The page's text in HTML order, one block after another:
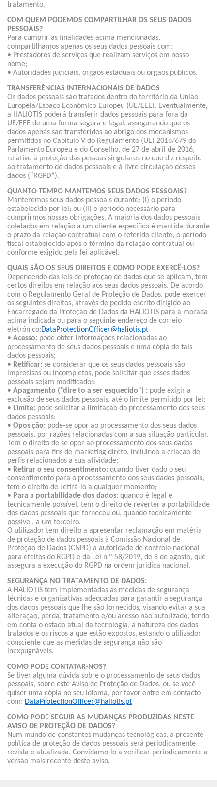
tratamento.
COM QUEM PODEMOS COMPARTILHAR OS SEUS DADOS
PESSOAIS?
Para cumprir as finalidades acima mencionadas,
compartilhamos apenas os seus dados pessoais com:
• Prestadores de serviços que realizam serviços em nosso
nome;
• Autoridades judiciais, órgãos estaduais ou órgãos públicos.
TRANSFERÊNCIAS INTERNACIONAIS DE DADOS
Os dados pessoais são tratados dentro do território da União
Europeia/Espaço Económico Europeu (UE/EEE). Eventualmente,
a HALIOTIS poderá transferir dados pessoais para fora da
UE/EEE de uma forma segura e legal, assegurando que os
dados apenas são transferidos ao abrigo dos mecanismos
permitidos no Capítulo V do Regulamento (UE) 2016/679 do
Parlamento Europeu e do Conselho, de 27 de abril de 2016,
relativo à proteção das pessoas singulares no que diz respeito
ao tratamento de dados pessoais e à livre circulação desses
dados (“RGPD”).
QUANTO TEMPO MANTEMOS SEUS DADOS PESSOAIS?
Manteremos seus dados pessoais durante: (i) o período
estabelecido por lei; ou (ii) o período necessário para
cumprirmos nossas obrigações. A maioria dos dados pessoais
coletados em relação a um cliente específico é mantida durante
o prazo da relação contratual com o referido cliente, o período
fiscal estabelecido após o término da relação contratual ou
conforme exigido pela lei aplicável.
QUAIS SÃO OS SEUS DIREITOS E COMO PODE EXERCÊ-LOS?
Dependendo das leis de proteção de dados que se aplicam, tem
certos direitos em relação aos seus dados pessoais. De acordo
com o Regulamento Geral de Proteção de Dados, pode exercer
os seguintes direitos, através de pedido escrito dirigido ao
Encarregado da Proteção de Dados da HALIOTIS para a morada
acima indicada ou para o seguinte endereço de correio
eletrónico:DataProtectionOfficer@haliotis.pt
• Acesso: pode obter informações relacionadas ao
processamento de seus dados pessoais e uma cópia de tais
dados pessoais;
• Retificar: se considerar que os seus dados pessoais são
imprecisos ou incompletos, pode solicitar que esses dados
pessoais sejam modificados;
• Apagamento (“direito a ser esquecido”) : pode exigir a
exclusão de seus dados pessoais, até o limite permitido por lei;
• Limite: pode solicitar a limitação do processamento dos seus
dados pessoais;
• Oposição: pode-se opor ao processamento dos seus dados
pessoais, por razões relacionadas com a sua situação particular.
Tem o direito de se opor ao processamento dos seus dados
pessoais para fins de marketing direto, incluindo a criação de
perfis relacionados a sua atividade;
• Retirar o seu consentimento: quando tiver dado o seu
consentimento para o processamento dos seus dados pessoais,
tem o direito de retirá-lo a qualquer momento;
• Para a portabilidade dos dados: quando é legal e
tecnicamente possível, tem o direito de reverter a portabilidade
dos dados pessoais que forneceu ou, quando tecnicamente
possível, a um terceiro.
O utilizador tem direito a apresentar reclamação em matéria
de proteção de dados pessoais à Comissão Nacional de
Proteção de Dados (CNPD) a autoridade de controlo nacional
para efeitos do RGPD e da Lei n.º 58/2019, de 8 de agosto, que
assegura a execução do RGPD na ordem jurídica nacional.
SEGURANÇA NO TRATAMENTO DE DADOS:
A HALIOTIS tem implementadas as medidas de segurança
técnicas e organizativas adequadas para garantir a segurança
dos dados pessoais que lhe são fornecidos, visando evitar a sua
alteração, perda, tratamento e/ou acesso não autorizado, tendo
em conta o estado atual da tecnologia, a natureza dos dados
tratados e os riscos a que estão expostos, estando o utilizador
consciente que as medidas de segurança não são
inexpugnáveis.
COMO PODE CONTATAR-NOS?
Se tiver alguma dúvida sobre o processamento de seus dados
pessoais, sobre este Aviso de Proteção de Dados, ou se você
quiser uma cópia no seu idioma, por favor entre em contacto
com: DataProtectionOfficer@haliotis.pt
COMO PODE SEGUIR AS MUDANÇAS PRODUZIDAS NESTE
AVISO DE PROTEÇÃO DE DADOS?
Num mundo de constantes mudanças tecnológicas, a presente
política de proteção de dados pessoais será periodicamente
revista e atualizada. Convidamo-lo a verificar periodicamente a
versão mais recente deste aviso.